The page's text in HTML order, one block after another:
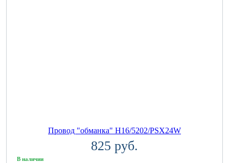
Провод "обманка" H16/5202/PSX24W
825 руб.
В наличии